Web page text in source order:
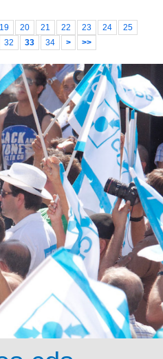
19 20 21 22 23 24
25
32 33 34 > >>